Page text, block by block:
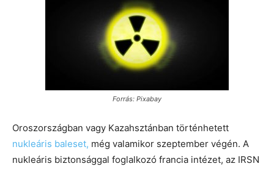
Forrás: Pixabay
Oroszországban vagy Kazahsztánban történhetett
nukleáris baleset, még valamikor szeptember végén. A
nukleáris biztonsággal foglalkozó francia intézet, az IRSN